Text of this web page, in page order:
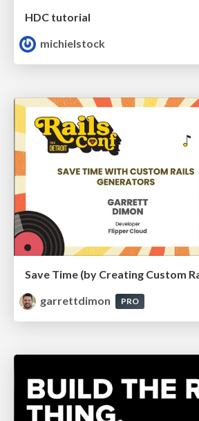
HDC tutorial
michielstock
Save Time (by Creating Custom
garrettdimon
PRO